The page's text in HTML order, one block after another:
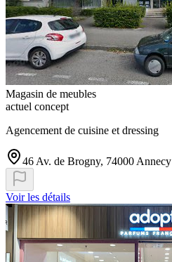
Magasin de meubles
actuel concept
Agencement de cuisine et dressing
46 Av. de Brogny, 74000 Annecy
Voir les détails